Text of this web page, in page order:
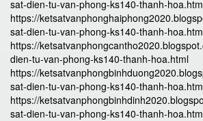
sat-dien-tu-van-phong-ks140-thanh-
https://
sat-dien-tu-van-phong-ks140-thanh-
https://
dien-tu-van-phong-ks140-thanh-hoa.html
https://
sat-dien-tu-van-phong-ks140-thanh-
https://
sat-dien-tu-van-phong-ks140-thanh-